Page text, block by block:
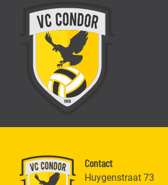
Contact
Huygenstraat 73